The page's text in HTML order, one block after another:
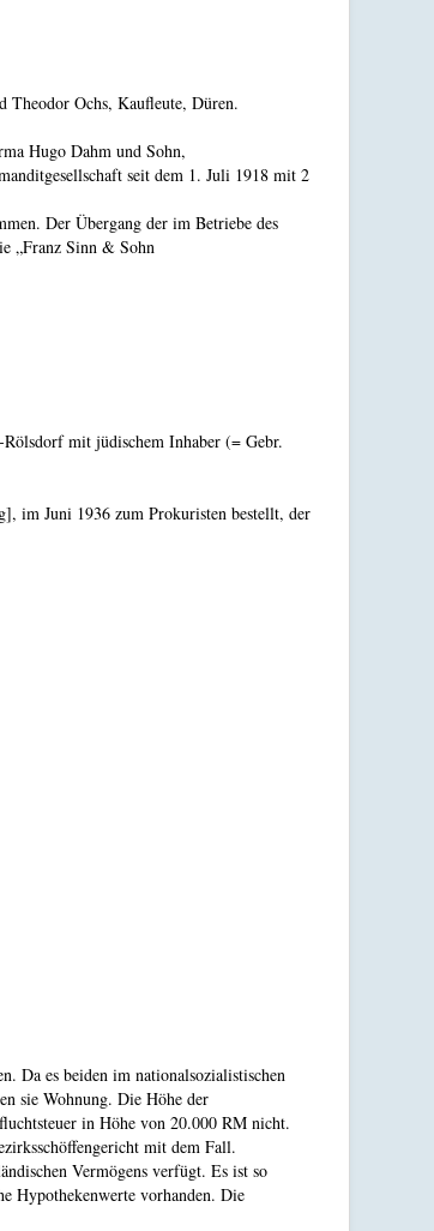
Theodor Ochs, Kaufleute, Düren.
Hugo Dahm und Sohn,
seit dem 1. Juli 1918 mit 2
Der Übergang der im Betriebe des
„Franz Sinn & Sohn
mit jüdischem Inhaber (= Gebr.
im Juni 1936 zum Prokuristen bestellt, der
Da es beiden im nationalsozialistischen
sie Wohnung. Die Höhe der
in Höhe von 20.000 RM nicht.
mit dem Fall.
Vermögens verfügt. Es ist so
Hypothekenwerte vorhanden. Die